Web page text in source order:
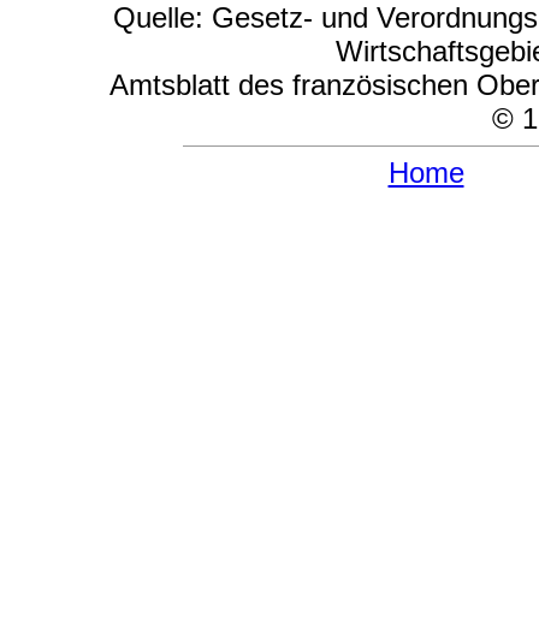
Quelle: Gesetz- und
Amtsblatt des französischen
©
Home